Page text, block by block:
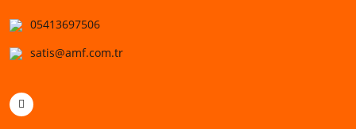
05413697506
satis@amf.com.tr